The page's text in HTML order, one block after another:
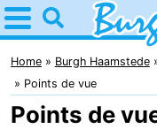
Home
Burgh
Haamstede
Astuces
Home Burgh Haamstede
Points de vue
Points de